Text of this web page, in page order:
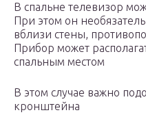
В спальне телевизор
При этом он
вблизи стены,
Прибор может
спальным местом
В этом случае важно
кронштейна